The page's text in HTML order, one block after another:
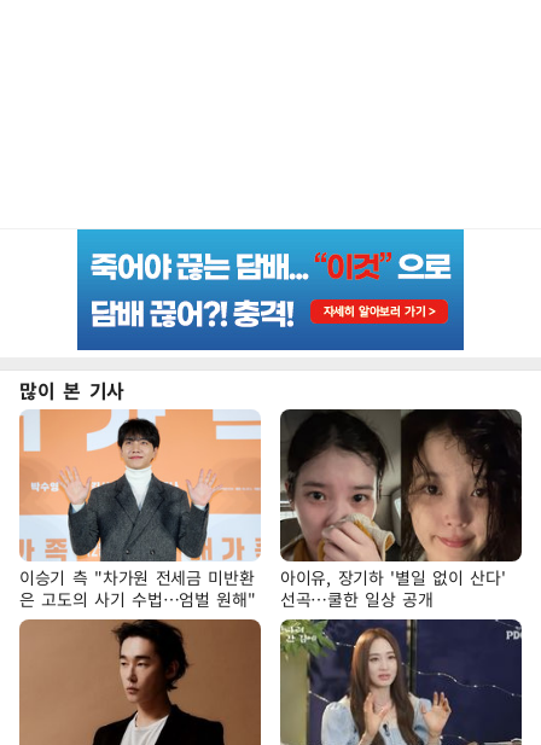
많이 본 기사
이승기 측 "차가원 전세금 미반환
은 고도의 사기 수법…엄벌 원해"
아이유, 장기하 '별일 없이 산다'
선곡…쿨한 일상 공개